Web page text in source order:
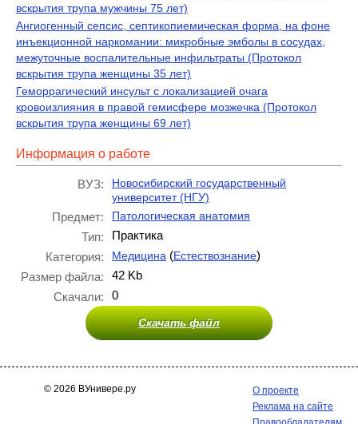
вскрытия трупа мужчины 75 лет)
Ангиогенный сепсис, септикопиемическая форма, на фоне
инъекционной наркомании: микробные эмболы в сосудах,
межуточные воспалительные инфильтраты (Протокол
вскрытия трупа женщины 35 лет)
Геморрагический инсульт с локализацией очага
кровоизлияния в правой гемисфере мозжечка (Протокол
вскрытия трупа женщины 69 лет)
Информация о работе
ВУЗ:
Новосибирский государственный
университет (НГУ)
Предмет: Патологическая анатомия
Тип:
Практика
Категория:
Медицина (Естествознание)
Размер файла:
42 Kb
Скачали:
0
Скачать файл
© 2026 ВУнивере.ру
О проекте
Реклама на сайте